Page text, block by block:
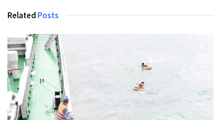
Related Posts